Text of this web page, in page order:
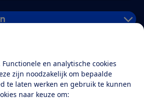
en analytische cookies
zijn noodzakelijk om bepaalde
te laten werken en gebruik te kunnen
naar keuze om:
over de